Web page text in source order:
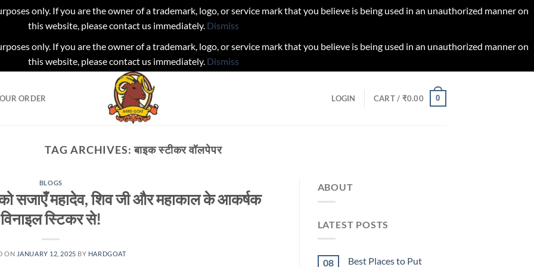
only. If you are the owner of a trademark, logo, or service mark that you believe is being used in an unauthorized manner on
this website, please contact us immediately. Dismiss
only. If you are the owner of a trademark, logo, or service mark that you believe is being used in an unauthorized manner on
this website, please contact us immediately. Dismiss
ORDER LOGIN CART / ₹0.00 0
TAG ARCHIVES:बाइक स्टीकर वॉलपेपर
BLOGS
सजाएँ महादेव, शिव जी और महाकाल के आकर्षक
विनाइल स्टिकर से!
ON JANUARY 12, 2025 BY HARDGOAT
ABOUT
LATEST POSTS
08
Best Places to Put